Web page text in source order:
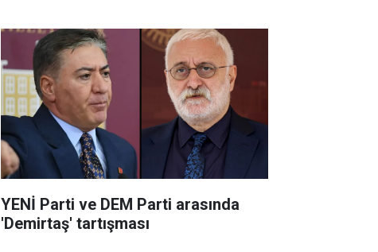
YENİ Parti ve DEM Parti arasında
'Demirtaş' tartışması